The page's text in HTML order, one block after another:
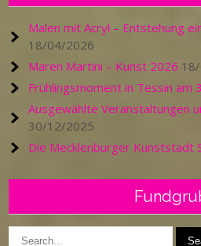
Malen mit Acryl – Entstehung
18/04/2026
Maren Martini – Kunst 2026
Frühlingsmoment in Tessin am
Ausgewählte Veranstaltungen
30/12/2025
Die Mecklenburger Kunststadt